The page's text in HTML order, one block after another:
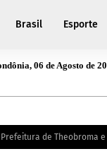
Brasil Esporte
06 de Agosto de
de Theobroma